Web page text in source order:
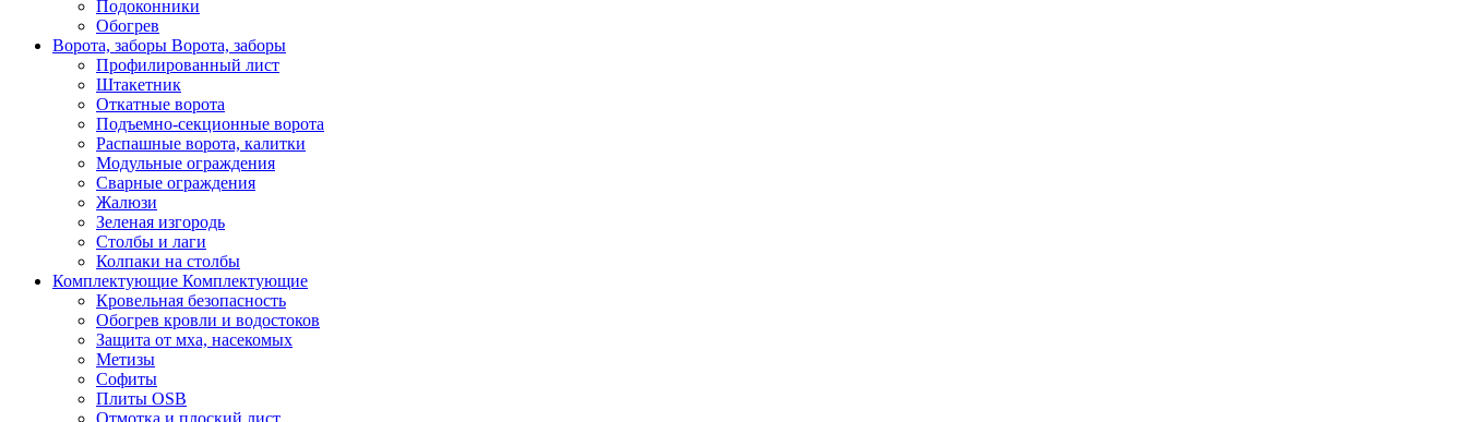
Подоконники
Обогрев
Ворота, заборы Ворота, заборы
Профилированный лист
Штакетник
Откатные ворота
Подъемно-секционные ворота
Распашные ворота, калитки
Модульные ограждения
Сварные ограждения
Жалюзи
Зеленая изгородь
Столбы и лаги
Колпаки на столбы
Комплектующие Комплектующие
Кровельная безопасность
Обогрев кровли и водостоков
Защита от мха, насекомых
Метизы
Софиты
Плиты OSB